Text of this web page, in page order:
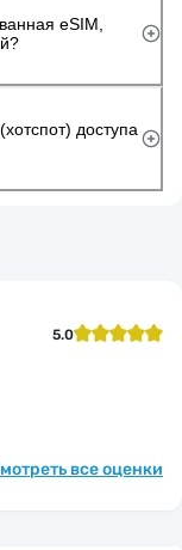
eSIM,
доступа
5.0
все оценки